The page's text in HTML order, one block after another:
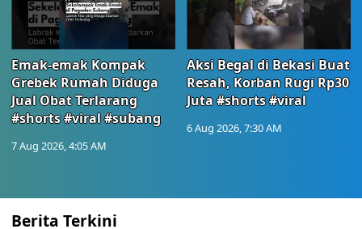
Emak-emak Kompak
Grebek Rumah Diduga
Jual Obat Terlarang
#shorts #viral #subang
7 Aug 2026, 4:05 AM
Aksi Begal di Bekasi Buat
Resah, Korban Rugi Rp30
Juta #shorts #viral
6 Aug 2026, 7:30 AM
Berita Terkini